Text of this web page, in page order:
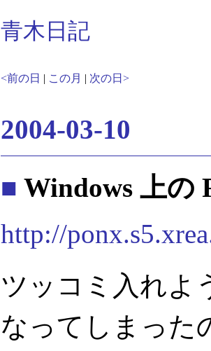
青木日記
<前の日 | この月 | 次の日>
2004-03-10
■ Windows 上の
http://
ツッコミ入れよ
なってしまった